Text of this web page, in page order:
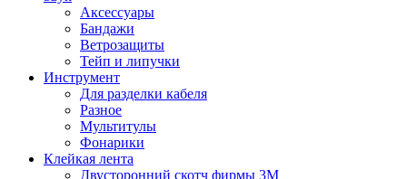
Аксессуары
Бандажи
Ветрозащиты
Тейп и липучки
Инструмент
Для разделки кабеля
Разное
Мультитулы
Фонарики
Клейкая лента
Двусторонний скотч фирмы 3M